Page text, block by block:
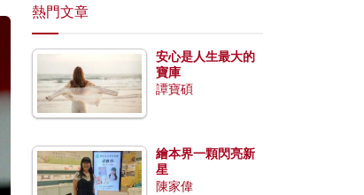
熱門文章
安心是人生最大的
寶庫
譚寶碩
繪本界一顆閃亮新
星
陳家偉